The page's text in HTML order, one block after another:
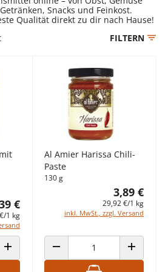
Snacks und Feinkost.
Qualität direkt zu dir nach Hause!
FILTERN
€
1 kg
ANZAHL ERHÖHEN
Al Amier Harissa Chili-
Paste
130 g
3,89 €
29,92 €/1 kg
inkl. MwSt., zzgl. Versand
ANZAHL VERRINGERN ANZAHL